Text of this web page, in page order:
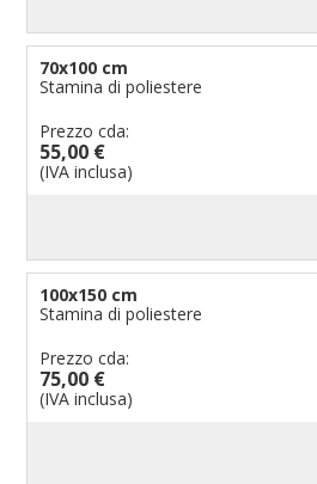
70x100 cm
Stamina di poliestere
Prezzo cda:
55,00 €
(IVA inclusa)
100x150 cm
Stamina di poliestere
Prezzo cda:
75,00 €
(IVA inclusa)